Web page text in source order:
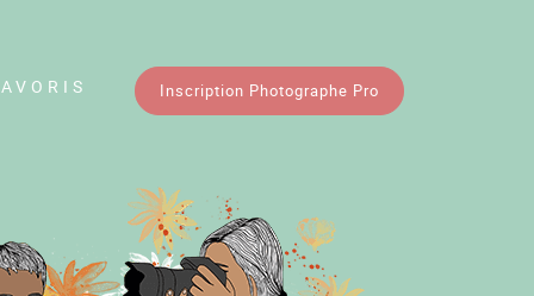
Inscription Photographe Pro